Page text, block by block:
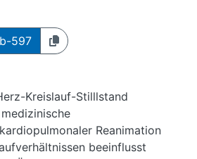
597
Kreislauf-Stilllstand
Reanimation
beeinflusst